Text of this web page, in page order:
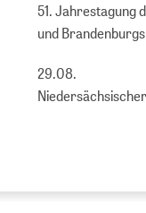
51. Jahrestagung
und Brandenburgs
29.08.